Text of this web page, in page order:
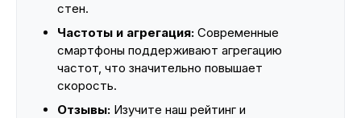
стен.
Частоты и агрегация: Современные
смартфоны поддерживают агрегацию
частот, что значительно повышает
скорость.
Отзывы: Изучите наш рейтинг и